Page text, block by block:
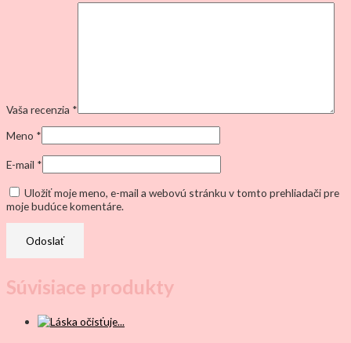
Vaša recenzia *
Meno *
E-mail *
Uložiť moje meno, e-mail a webovú stránku v tomto prehliadači pre
moje budúce komentáre.
Súvisiace produkty